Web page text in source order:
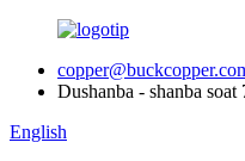
Dushanba - shanba soat
English